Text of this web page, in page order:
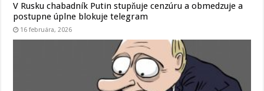
V Rusku chabadník Putin stupňuje cenzúru a obmedzuje a
postupne úplne blokuje telegram
16 februára, 2026